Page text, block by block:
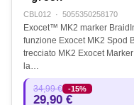
CBL012 · 5055350258170
Exocet™ MK2 marker
funzione Exocet MK2 Spod
trecciato MK2 Exocet
la…
34,99 € -15%
29,90 €